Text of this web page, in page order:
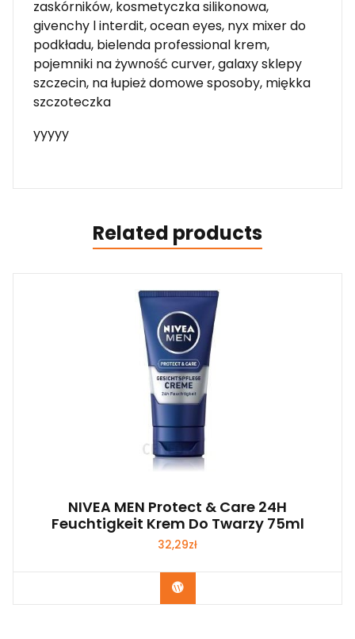
zaskórników, kosmetyczka silikonowa,
givenchy l interdit, ocean eyes, nyx mixer do
podkładu, bielenda professional krem,
pojemniki na żywność curver, galaxy sklepy
szczecin, na łupież domowe sposoby, miękka
szczoteczka
yyyyy
Related products
NIVEA MEN Protect & Care 24H
Feuchtigkeit Krem Do Twarzy 75ml
32,29zł
Zobacz